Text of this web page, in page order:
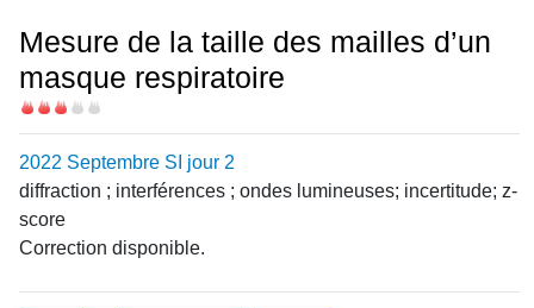
Mesure de la taille des mailles d’un
masque respiratoire
Difficulté
2022 Septembre SI jour 2
diffraction ; interférences ; ondes lumineuses; incertitude; z-
score
Correction disponible.